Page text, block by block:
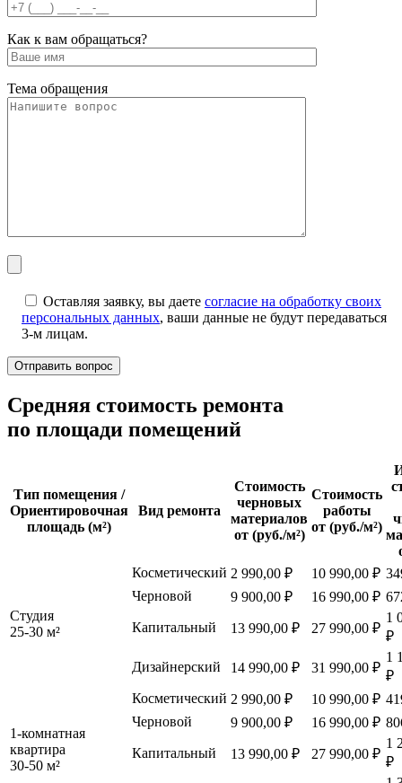
Как к вам обращаться?
Тема обращения
Оставляя заявку, вы даете согласие на обработку своих
персональных данных, ваши данные не будут передаваться
3-м лицам.
Cредняя стоимость ремонта
по площади помещений
Тип помещения /
Ориентировочная
площадь (м²)
Вид ремонта
Стоимость
черновых
материалов
от (руб./м²)
Стоимость
работы
от (руб./м²)
Студия
25-30 м²
Косметический 2 990,00 ₽ 10 990,00 ₽
Черновой
9 900,00 ₽ 16 990,00 ₽
Капитальный
13 990,00 ₽ 27 990,00 ₽
1
₽
Дизайнерский
14 990,00 ₽ 31 990,00 ₽
1
₽
1-комнатная
квартира
30-50 м²
Косметический 2 990,00 ₽ 10 990,00 ₽
Черновой
9 900,00 ₽ 16 990,00 ₽
Капитальный
13 990,00 ₽ 27 990,00 ₽
1
₽